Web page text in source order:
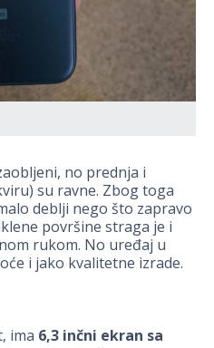
no prednja i
su ravne. Zbog toga
deblji nego što zapravo
površine straga je i
rukom. No uređaj u
i jako kvalitetne izrade.
ima 6,3 inčni ekran sa